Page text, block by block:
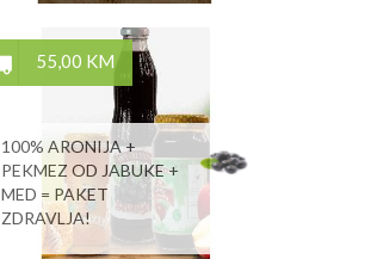
55,00 KM
100% ARONIJA +
PEKMEZ OD JABUKE +
MED = PAKET
ZDRAVLJA!